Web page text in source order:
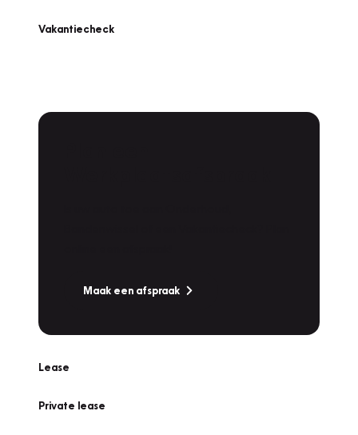
Vakantiecheck
Maak een afspraak
Lease
Private lease